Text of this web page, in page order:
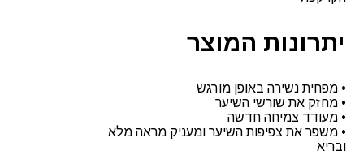
יתרונות המוצר
• מפחית נשירה באופן מורגש
• מחזק את שורשי השיער
• מעודד צמיחה חדשה
• משפר את צפיפות השיער ומעניק מראה מלא
ובריא